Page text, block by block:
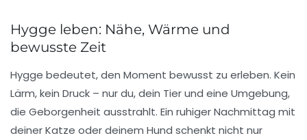
Hygge leben: Nähe, Wärme und
bewusste Zeit
Hygge bedeutet, den Moment bewusst zu erleben. Kein
Lärm, kein Druck – nur du, dein Tier und eine Umgebung,
die Geborgenheit ausstrahlt. Ein ruhiger Nachmittag mit
deiner Katze oder deinem Hund schenkt nicht nur